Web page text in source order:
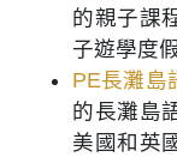
的親子課
子遊學度
PE長灘島
的長灘島
美國和英